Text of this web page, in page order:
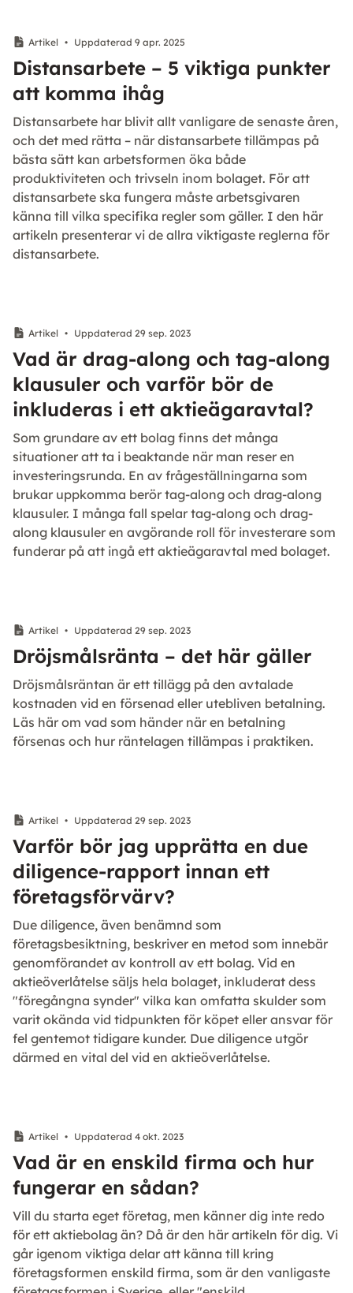
Artikel • Uppdaterad 9 apr. 2025
Distansarbete – 5 viktiga punkter
att komma ihåg
Distansarbete har blivit allt vanligare de senaste åren,
och det med rätta – när distansarbete tillämpas på
bästa sätt kan arbetsformen öka både
produktiviteten och trivseln inom bolaget. För att
distansarbete ska fungera måste arbetsgivaren
känna till vilka specifika regler som gäller. I den här
artikeln presenterar vi de allra viktigaste reglerna för
distansarbete.
Artikel • Uppdaterad 29 sep. 2023
Vad är drag-along och tag-along
klausuler och varför bör de
inkluderas i ett aktieägaravtal?
Som grundare av ett bolag finns det många
situationer att ta i beaktande när man reser en
investeringsrunda. En av frågeställningarna som
brukar uppkomma berör tag-along och drag-along
klausuler. I många fall spelar tag-along och drag-
along klausuler en avgörande roll för investerare som
funderar på att ingå ett aktieägaravtal med bolaget.
Artikel • Uppdaterad 29 sep. 2023
Dröjsmålsränta – det här gäller
Dröjsmålsräntan är ett tillägg på den avtalade
kostnaden vid en försenad eller utebliven betalning.
Läs här om vad som händer när en betalning
försenas och hur räntelagen tillämpas i praktiken.
Artikel • Uppdaterad 29 sep. 2023
Varför bör jag upprätta en due
diligence-rapport innan ett
företagsförvärv?
Due diligence, även benämnd som
företagsbesiktning, beskriver en metod som innebär
genomförandet av kontroll av ett bolag. Vid en
aktieöverlåtelse säljs hela bolaget, inkluderat dess
"föregångna synder" vilka kan omfatta skulder som
varit okända vid tidpunkten för köpet eller ansvar för
fel gentemot tidigare kunder. Due diligence utgör
därmed en vital del vid en aktieöverlåtelse.
Artikel • Uppdaterad 4 okt. 2023
Vad är en enskild firma och hur
fungerar en sådan?
Vill du starta eget företag, men känner dig inte redo
för ett aktiebolag än? Då är den här artikeln för dig. Vi
går igenom viktiga delar att känna till kring
företagsformen enskild firma, som är den vanligaste